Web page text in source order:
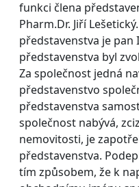
funkci člena
Pharm.Dr. Jiří
představenstva je pan
představenstva byl
Za společnost jedná
představenstvo
představenstva
společnost nabývá,
nemovitosti, je
představenstva.
tím způsobem, že k